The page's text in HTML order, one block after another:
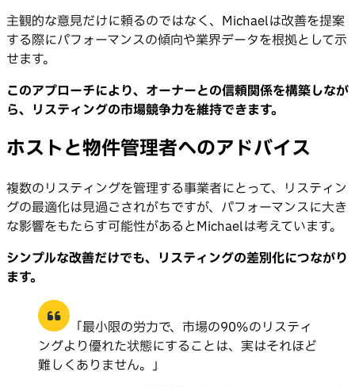
主観的な意見だけに頼るのではなく、Michaelは改善を提案
する際にパフォーマンスの傾向や業界データを根拠として示
せます。
このアプローチにより、オーナーとの信頼関係を構築しなが
ら、リスティングの市場競争力を維持できます。
ホストと物件管理者へのアドバイス
複数のリスティングを管理する事業者にとって、リスティン
グの最適化は見過ごされがちですが、パフォーマンスに大き
な影響をもたらす可能性があるとMichaelは考えています。
シンプルな改善だけでも、リスティングの差別化につながり
ます。
「最小限の労力で、市場の90%のリスティ
ングより優れた状態にすることは、実はそれほど
難しくありません。」